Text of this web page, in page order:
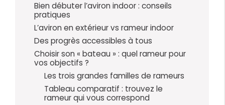
Bien débuter l’aviron indoor : conseils
pratiques
L’aviron en extérieur vs rameur indoor
Des progrès accessibles à tous
Choisir son « bateau » : quel rameur pour
vos objectifs ?
Les trois grandes familles de rameurs
Tableau comparatif : trouvez le
rameur qui vous correspond